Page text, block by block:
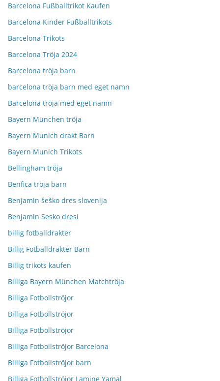
Barcelona Fußballtrikot Kaufen
Barcelona Kinder Fußballtrikots
Barcelona Trikots
Barcelona Tröja 2024
Barcelona tröja barn
barcelona tröja barn med eget namn
Barcelona tröja med eget namn
Bayern München tröja
Bayern Munich drakt Barn
Bayern Munich Trikots
Bellingham tröja
Benfica tröja barn
Benjamin šeško dres slovenija
Benjamin Sesko dresi
billig fotballdrakter
Billig Fotballdrakter Barn
Billig trikots kaufen
Billiga Bayern München Matchtröja
Billiga Fotbollströjor
Billiga Fotbollströjor
Billiga Fotbollströjor
Billiga Fotbollströjor Barcelona
Billiga Fotbollströjor barn
Billiga Fotbollströjor Lamine Yamal